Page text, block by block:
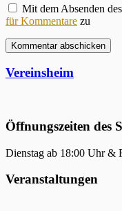
Mit dem Absenden
für Kommentare zu
Kommentar abschicken
Vereinsheim
Öffnungszeiten des
Dienstag ab 18:00 Uhr &
Veranstaltungen